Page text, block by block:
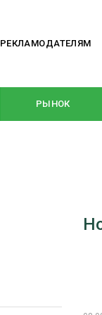
РЕКЛАМОДАТЕЛЯМ
РЫНОК
WOODEX-
СУШКА